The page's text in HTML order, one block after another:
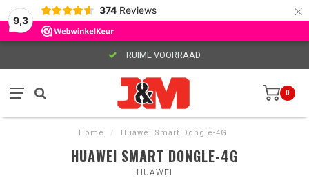
9,3
374 Reviews ×
RUIME VOORRAAD
0
Home / Huawei Smart Dongle-4G
HUAWEI SMART DONGLE-4G
HUAWEI